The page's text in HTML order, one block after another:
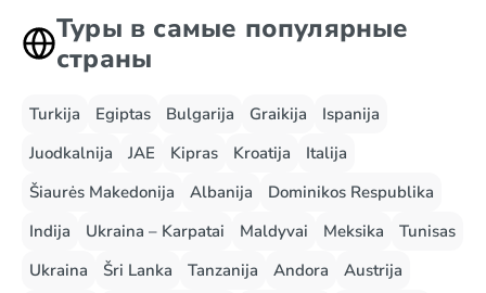
Туры в самые популярные
страны
Turkija Egiptas Bulgarija Graikija
Ispanija
Juodkalnija
JAE Kipras Kroatija
Italija
Šiaurės Makedonija
Albanija
Dominikos Respublika
Indija
Ukraina – Karpatai Maldyvai Meksika
Tunisas
Ukraina
Šri Lanka Tanzanija Andora
Austrija